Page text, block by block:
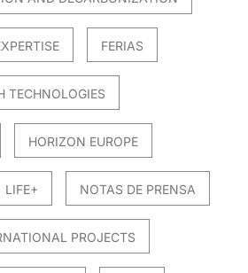
FERIAS
TECHNOLOGIES
HORIZON EUROPE
LIFE+ NOTAS DE PRENSA
PROJECTS